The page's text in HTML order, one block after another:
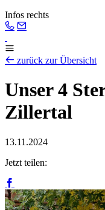
Infos rechts
zurück zur Übersicht
Unser 4
Zillertal
13.11.2024
Jetzt teilen: